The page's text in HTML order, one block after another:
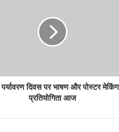
पर्यावरण दिवस पर भाषण और पोस्टर मेकिंग
प्रतियोगिता आज